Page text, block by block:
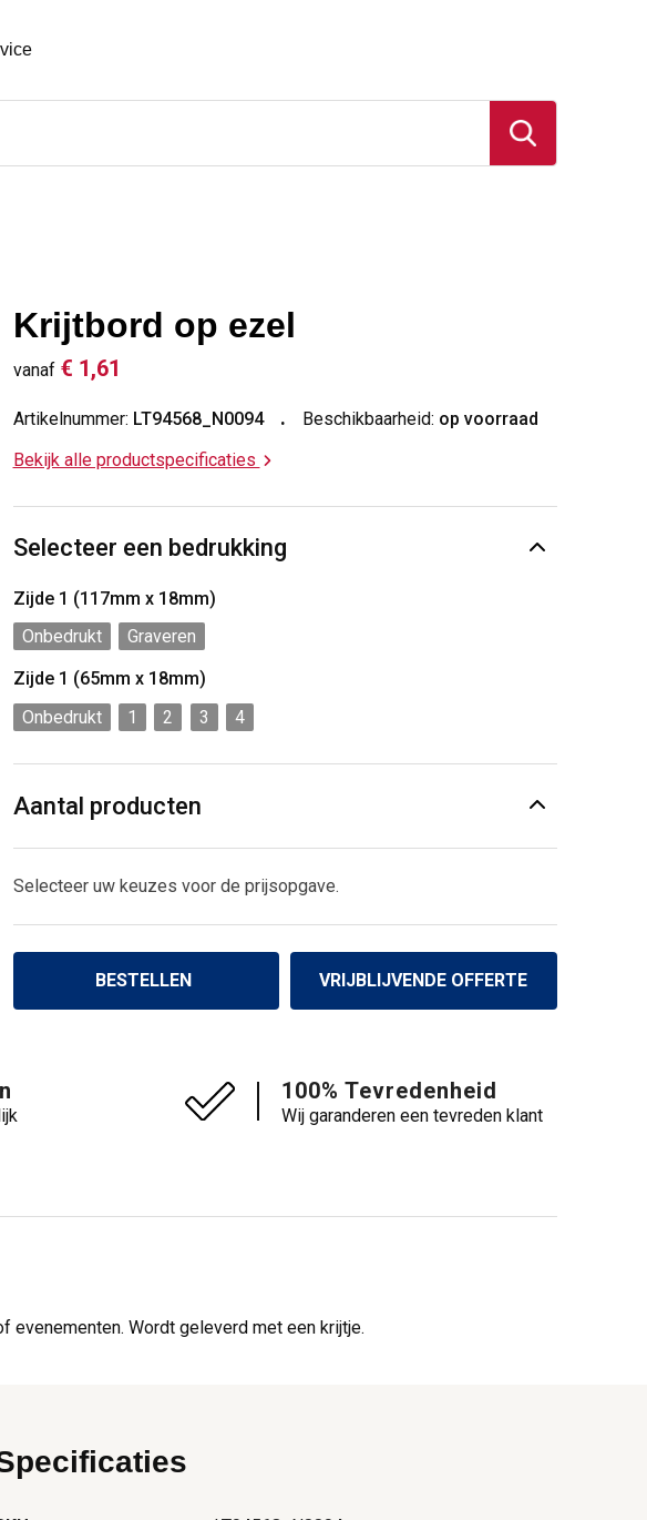
Krijtbord op ezel
vanaf € 1,61
Artikelnummer: LT94568_N0094 Beschikbaarheid: op voorraad
Bekijk alle productspecificaties
Selecteer een bedrukking
Zijde 1 (117mm x 18mm)
Onbedrukt
Graveren
Zijde 1 (65mm x 18mm)
Onbedrukt
1 2 3 4
Aantal producten
Selecteer uw keuzes voor de prijsopgave.
BESTELLEN VRIJBLIJVENDE OFFERTE
100% Tevredenheid
Wij garanderen een tevreden klant
evenementen. Wordt geleverd met een krijtje.